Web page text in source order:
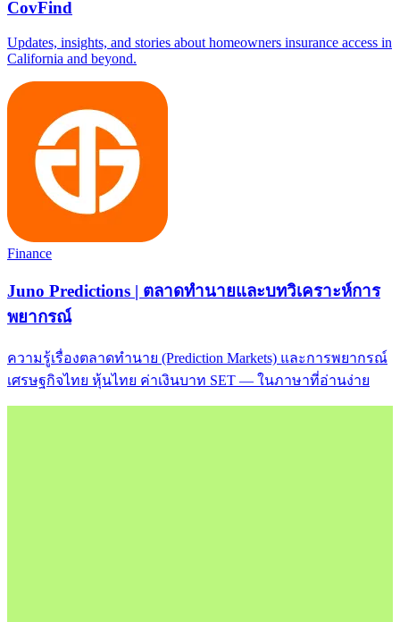
CovFind
Updates, insights, and stories about homeowners insurance access in
California and beyond.
Finance
Juno Predictions | ตลาดทำนายและบทวิเคราะห์การ
พยากรณ์
ความรู้เรื่องตลาดทำนาย (Prediction Markets) และการพยากรณ์
เศรษฐกิจไทย หุ้นไทย ค่าเงินบาท SET — ในภาษาที่อ่านง่าย